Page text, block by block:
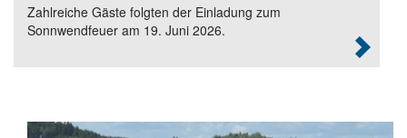
Zahlreiche Gäste folgten der Einladung zum
Sonnwendfeuer am 19. Juni 2026.